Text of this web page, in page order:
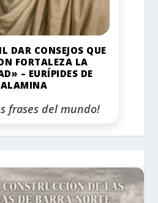
DAR CONSEJOS QUE
FORTALEZA LA
– EURÍPIDES DE
frases del mundo!